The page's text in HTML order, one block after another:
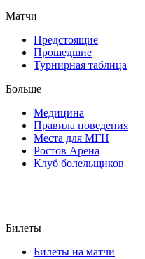
Матчи
Предстоящие
Прошедшие
Турнирная таблица
Больше
Медицина
Правила поведения
Места для МГН
Ростов Арена
Клуб болельщиков
Билеты
Билеты на матчи